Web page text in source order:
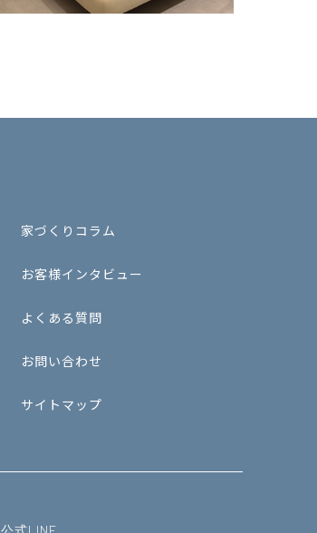
家づくりコラム
お客様インタビュー
よくある質問
お問い合わせ
サイトマップ
公式LINE